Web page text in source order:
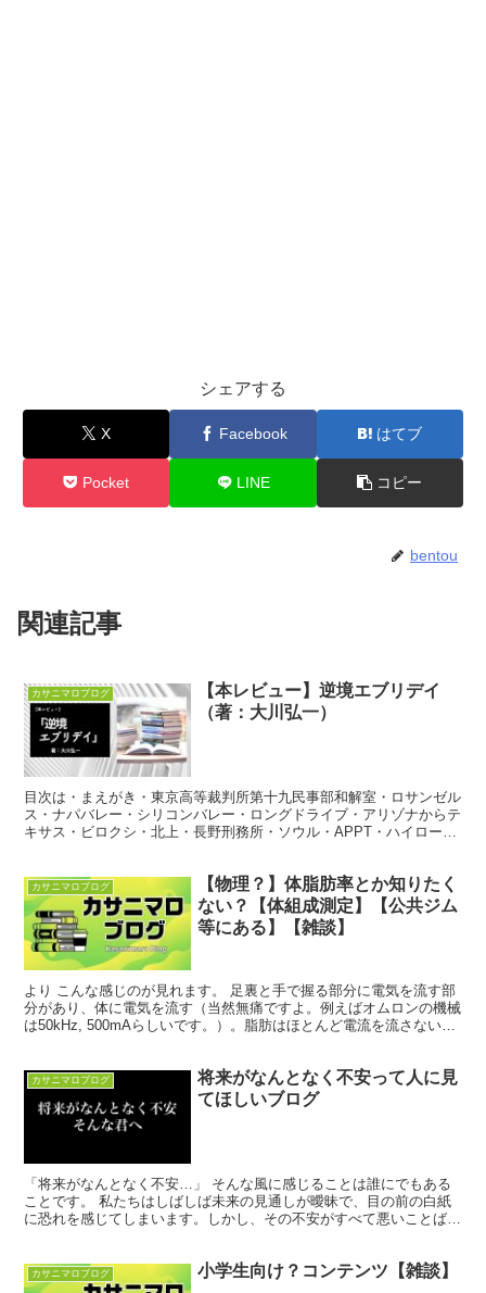
シェアする
X Facebook はてブ
Pocket LINE コピー
bentou
関連記事
カサニマロブログ
【本レビュー】逆境エブリデイ
（著：大川弘一）
目次は・まえがき・東京高等裁判所第十九民事部和解室・ロサンゼル
ス・ナパバレー・シリコンバレー・ロングドライブ・アリゾナからテ
キサス・ビロクシ・北上・長野刑務所・ソウル・APPT・ハイローラ
カサニマロブログ
【物理？】体脂肪率とか知りたく
ない？【体組成測定】【公共ジム
等にある】【雑談】
より こんな感じのが見れます。 足裏と手で握る部分に電気を流す部
分があり、体に電気を流す（当然無痛ですよ。例えばオムロンの機械
は50kHz, 500mAらしいです。）。脂肪はほとんど電流を流さないの
カサニマロブログ
将来がなんとなく不安って人に見
てほしいブログ
「将来がなんとなく不安…」 そんな風に感じることは誰にでもある
ことです。 私たちはしばしば未来の見通しが曖昧で、目の前の白紙
に恐れを感じてしまいます。しかし、その不安がすべて悪いことばか
カサニマロブログ 小学生向け？コンテンツ【雑談】